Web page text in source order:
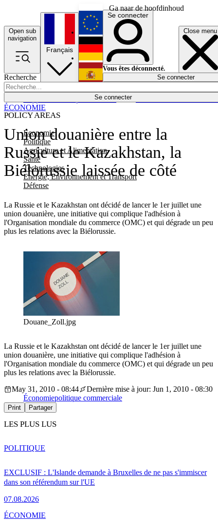
Ga naar de hoofdinhoud
Open sub
navigation
Close menu
Recherche
Se connecter
POLICY AREAS
Economie
Politique
Agriculture et Alimentation
Santé
Technologies
Energie, Environnement et Transport
Défense
Économie
Français
English
Deutsch
Español
Se connecter
Vous êtes déconnecté.
Se connecter
Union douanière entre la
Russie et le Kazakhstan, la
Biélorussie laissée de côté
La Russie et le Kazakhstan ont décidé de lancer le 1er juillet une
union douanière, une initiative qui complique l'adhésion à
l'Organisation mondiale du commerce (OMC) et qui dégrade un peu
plus les relations avec la Biélorussie.
ÉCONOMIE
Douane_Zoll.jpg
La Russie et le Kazakhstan ont décidé de lancer le 1er juillet une
union douanière, une initiative qui complique l'adhésion à
l'Organisation mondiale du commerce (OMC) et qui dégrade un peu
plus les relations avec la Biélorussie.
May 31, 2010 - 08:44
Dernière mise à jour: Jun 1, 2010 - 08:30
Économiepolitique commerciale
Print Partager
LES PLUS LUS
EXCLUSIF : L'Islande demande à Bruxelles de ne pas s'immiscer
dans son référendum sur l'UE
07.08.2026
POLITIQUE
ÉCONOMIE